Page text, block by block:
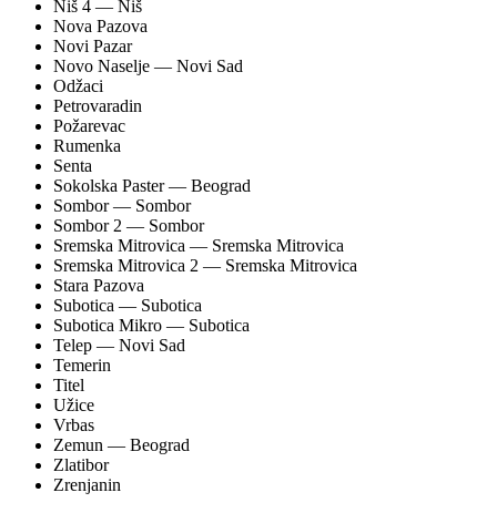
Niš 4 — Niš
Nova Pazova
Novi Pazar
Novo Naselje — Novi Sad
Odžaci
Petrovaradin
Požarevac
Rumenka
Senta
Sokolska Paster — Beograd
Sombor — Sombor
Sombor 2 — Sombor
Sremska Mitrovica — Sremska Mitrovica
Sremska Mitrovica 2 — Sremska Mitrovica
Stara Pazova
Subotica — Subotica
Subotica Mikro — Subotica
Telep — Novi Sad
Temerin
Titel
Užice
Vrbas
Zemun — Beograd
Zlatibor
Zrenjanin